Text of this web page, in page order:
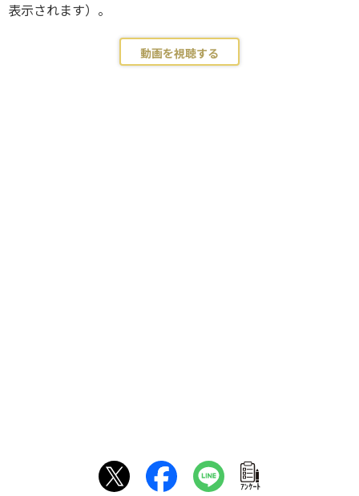
表示されます）。
動画を視聴する
ｱﾝｹｰﾄ